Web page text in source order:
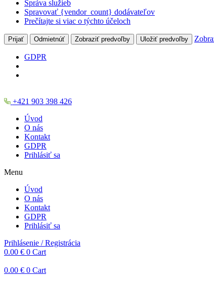
Správa služieb
Spravovať {vendor_count} dodávateľov
Prečítajte si viac o týchto účeloch
Prijať Odmietnúť Zobraziť predvoľby Uložiť predvoľby
GDPR
+421 903 398 426
Úvod
O nás
Kontakt
GDPR
Prihlásiť sa
Menu
Úvod
O nás
Kontakt
GDPR
Prihlásiť sa
Prihlásenie / Registrácia
0.00 € 0 Cart
0.00 € 0 Cart